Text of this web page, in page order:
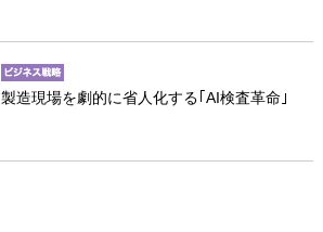
製造現場を劇的に省人化する｢AI検査革命｣